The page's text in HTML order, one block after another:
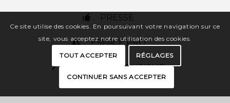
PRESSE
ESPACE PRO
OFFICES DE TOURISME
Ce site utilise des cookies. En poursuivant votre navigation sur ce
site, vous acceptez notre utilisation des cookies.
TOUT ACCEPTER RÉGLAGES
CONTINUER SANS ACCEPTER